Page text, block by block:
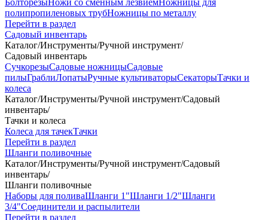
БолторезыНожи со сменным лезвиемНожницы для
полипропиленовых трубНожницы по металлу
Перейти в раздел
Садовый инвентарь
Каталог/Инструменты/Ручной инструмент/
Садовый инвентарь
СучкорезыСадовые ножницыСадовые
пилыГраблиЛопатыРучные культиваторыСекаторыТачки и
колеса
Каталог/Инструменты/Ручной инструмент/Садовый
инвентарь/
Тачки и колеса
Колеса для тачекТачки
Перейти в раздел
Шланги поливочные
Каталог/Инструменты/Ручной инструмент/Садовый
инвентарь/
Шланги поливочные
Наборы для поливаШланги 1"Шланги 1/2"Шланги
3/4"Соединители и распылители
Перейти в раздел